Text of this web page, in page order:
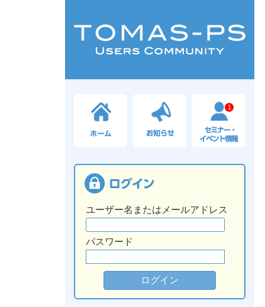
1
ユーザー名またはメールアドレス
パスワード